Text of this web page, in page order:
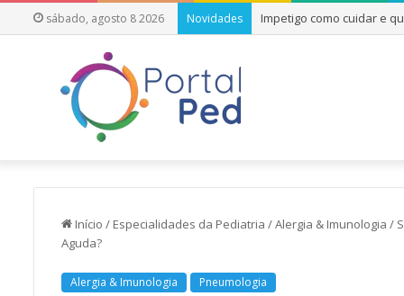
sábado, agosto 8 2026 Novidades Impetigo como cuidar e
Início / Especialidades da Pediatria /Alergia & Imunologia /
Aguda?
Alergia & Imunologia Pneumologia